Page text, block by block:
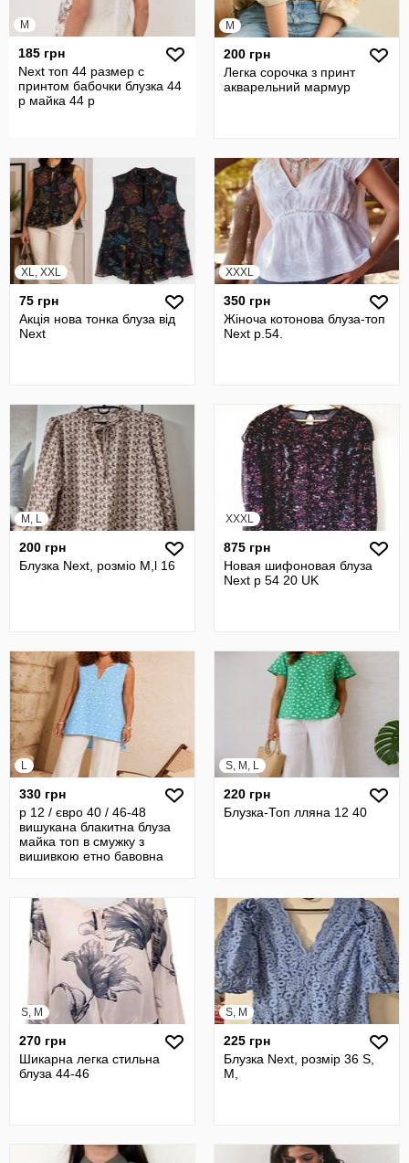
M
185 грн
Next топ 44 размер с
принтом бабочки блузка 44
р майка 44 р
M
200 грн
Легка сорочка з принт
акварельний мармур
XL, XXL
75 грн
Акція нова тонка блуза від
Next
XXXL
350 грн
Жіноча котонова блуза-топ
Next р.54.
M, L
200 грн
Блузка Next, розміо М,l 16
XXXL
875 грн
Новая шифоновая блуза
Next р 54 20 UK
L
330 грн
р 12 / євро 40 / 46-48
вишукана блакитна блуза
майка топ в смужку з
вишивкою етно бавовна
S, M, L
220 грн
Блузка-Топ лляна 12 40
S, M
270 грн
Шикарна легка стильна
блуза 44-46
S, M
225 грн
Блузка Next, розмір 36 S,
M,